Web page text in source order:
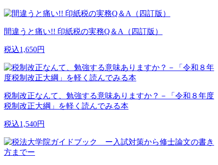
間違うと痛い!! 印紙税の実務Q＆A（四訂版）
税込1,650円
税制改正なんて、勉強する意味ありますか？－「令和８年度
税制改正大綱」を軽く読んでみる本
税込1,540円